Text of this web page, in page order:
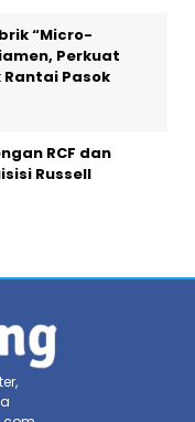
“Micro-
Perkuat
Pasok
RCF dan
Russell